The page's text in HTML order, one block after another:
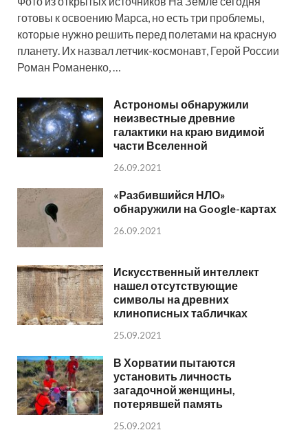
готовы к освоению Марса, но есть три проблемы,
которые нужно решить перед полетами на красную
планету. Их назвал летчик-космонавт, Герой России
Роман Романенко, …
Астрономы обнаружили
неизвестные древние
галактики на краю видимой
части Вселенной
26.09.2021
«Разбившийся НЛО»
обнаружили на Google-картах
26.09.2021
Искусственный интеллект
нашел отсутствующие
символы на древних
клинописных табличках
25.09.2021
В Хорватии пытаются
установить личность
загадочной женщины,
потерявшей память
25.09.2021